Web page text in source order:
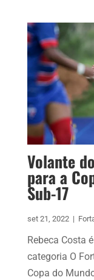
Volante
para a
Sub-17
set 21, 2022 |
Rebeca Costa
categoria O
Copa do